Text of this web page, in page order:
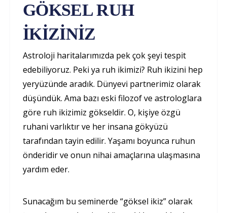
GÖKSEL RUH
İKİZİNİZ
Astroloji haritalarımızda pek çok şeyi tespit
edebiliyoruz. Peki ya ruh ikimizi? Ruh ikizini hep
yeryüzünde aradık. Dünyevi partnerimiz olarak
düşündük. Ama bazı eski filozof ve astrologlara
göre ruh ikizimiz gökseldir. O, kişiye özgü
ruhani varlıktır ve her insana gökyüzü
tarafından tayin edilir. Yaşamı boyunca ruhun
önderidir ve onun nihai amaçlarına ulaşmasına
yardım eder.
Sunacağım bu seminerde “göksel ikiz” olarak